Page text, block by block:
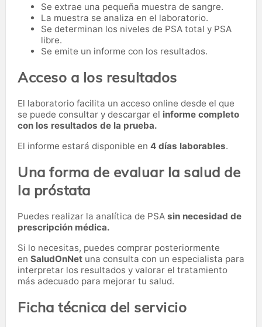
Se extrae una pequeña muestra de sangre.
La muestra se analiza en el laboratorio.
Se determinan los niveles de PSA total y PSA
libre.
Se emite un informe con los resultados.
Acceso a los resultados
El laboratorio facilita un acceso online desde el que
se puede consultar y descargar el informe completo
con los resultados de la prueba.
El informe estará disponible en 4 días laborables.
Una forma de evaluar la salud de
la próstata
Puedes realizar la analítica de PSA sin necesidad de
prescripción médica.
Si lo necesitas, puedes comprar posteriormente
en SaludOnNet una consulta con un especialista para
interpretar los resultados y valorar el tratamiento
más adecuado para mejorar tu salud.
Ficha técnica del servicio